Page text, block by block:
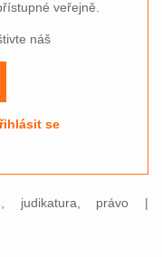
veřejně.
náš
se
judikatura, právo |